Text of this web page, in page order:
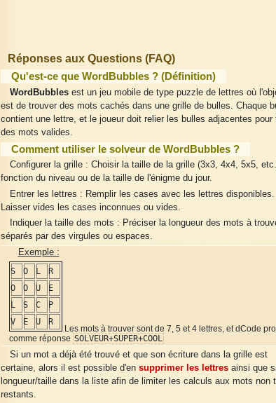
Réponses aux Questions (FAQ)
Qu'est-ce que WordBubbles ? (Définition)
WordBubblesest un jeu mobile de type puzzle de lettres où
est de trouver des mots cachés dans une grille de bulles. Chaque
contient une lettre, et le joueur doit relier les bulles adjacentes pour
des mots valides.
Comment utiliser le solveur de WordBubbles ?
Configurer la grille : Choisir la taille de la grille (3x3, 4x4, 5x5,
fonction du niveau ou de la taille de l'énigme du jour.
Entrer les lettres : Remplir les cases avec les lettres disponibles.
Laisser vides les cases inconnues ou vides.
Indiquer la taille des mots : Préciser la longueur des mots à
séparés par des virgules ou espaces.
Exemple :
S
O L
R
O
O U
E
L
S C
P
V
E U R
Les mots à trouver sont de 7, 5 et 4 lettres, et dCode
comme réponse SOLVEUR+SUPER+COOL
Si un mot a déjà été trouvé et que son écriture dans la grille est
certaine, alors il est possible d'en supprimer les lettres ainsi que
longueur/taille dans la liste afin de limiter les calculs aux mots non
restants.